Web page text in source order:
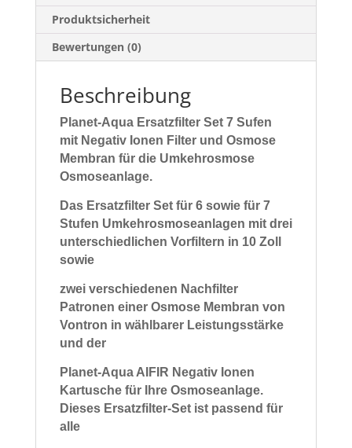
Produktsicherheit
Bewertungen (0)
Beschreibung
Planet-Aqua Ersatzfilter Set 7 Sufen
mit Negativ Ionen Filter und Osmose
Membran für die Umkehrosmose
Osmoseanlage.
Das Ersatzfilter Set für 6 sowie für 7
Stufen Umkehrosmoseanlagen mit drei
unterschiedlichen Vorfiltern in 10 Zoll
sowie
zwei verschiedenen Nachfilter
Patronen einer Osmose Membran von
Vontron in wählbarer Leistungsstärke
und der
Planet-Aqua AIFIR Negativ Ionen
Kartusche für Ihre Osmoseanlage.
Dieses Ersatzfilter-Set ist passend für
alle